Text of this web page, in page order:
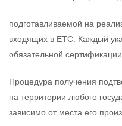
подготавливаемой на
входящих в ЕТС. Каждый
обязательной сертификации.
Процедура получения
на территории любого
зависимо от места его